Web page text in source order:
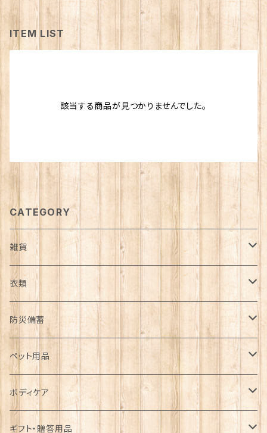
ITEM LIST
該当する商品が見つかりませんでした。
CATEGORY
雑貨
日用品雑貨
インテリア
カゴ・バスケット
エコバッグ
花瓶
服飾雑貨
帽子
アクセサリー
マフラー・ストール
キッチン雑貨
食器
お箸
ガーデン雑貨
ジョウロ
ステーショナリー
衣類
アウター
コート
ダウン
ジャケット
トップス
長袖
半袖
ボトムス
スカート
ワンピース・チュニック
防災備蓄
防災用品
下着
食器・カトラリー
食料
パックご飯
飲料
ペット用品
ドライフード
犬用
ウェットフード
ボディケア
基礎化粧品
ギフト・贈答用品